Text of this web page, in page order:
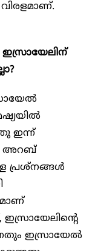
ഇന്ന്
അറബ്
പ്രശ്നങ്ങൾ
ഇസ്രായേൽ